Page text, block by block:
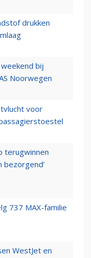
drukken
bij
Noorwegen
voor
terugwinnen
bezorgend’
737 MAX-familie
WestJet en